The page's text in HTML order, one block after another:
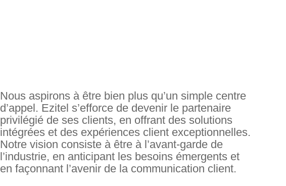
Nous aspirons à être bien plus qu’un simple centre
d’appel. Ezitel s’efforce de devenir le partenaire
privilégié de ses clients, en offrant des solutions
intégrées et des expériences client exceptionnelles.
Notre vision consiste à être à l’avant-garde de
l’industrie, en anticipant les besoins émergents et
en façonnant l’avenir de la communication client.